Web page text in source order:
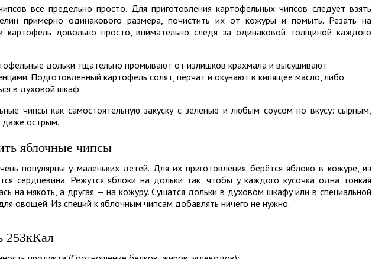
всё предельно просто. Для приготовления картофельных чипсов следует взять
примерно одинакового размера, почистить их от кожуры и помыть. Резать на
картофель довольно просто, внимательно следя за одинаковой толщиной каждого
дольки тщательно промывают от излишков крахмала и высушивают
Подготовленный картофель солят, перчат и окунают в кипящее масло, либо
в духовой шкаф.
чипсы как самостоятельную закуску с зеленью и любым соусом по вкусу: сырным,
даже острым.
яблочные чипсы
популярны у маленьких детей. Для их приготовления берётся яблоко в кожуре, из
сердцевина. Режутся яблоки на дольки так, чтобы у каждого кусочка одна тонкая
на мякоть, а другая — на кожуру. Сушатся дольки в духовом шкафу или в специальной
овощей. Из специй к яблочным чипсам добавлять ничего не нужно.
253кКал